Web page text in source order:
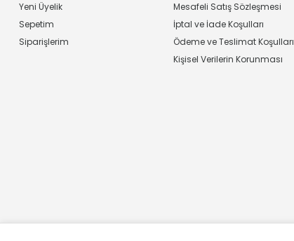
Yeni Üyelik
Sepetim
Siparişlerim
Mesafeli Satış Sözleşmesi
İptal ve İade Koşulları
Ödeme ve Teslimat Koşulları
Kişisel Verilerin Korunması